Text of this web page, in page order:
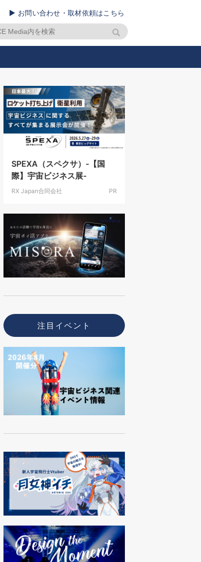
▶ お問い合わせ・取材依頼はこちら
SPEXA（スペクサ）-【国
際】宇宙ビジネス展-
RX Japan合同会社 PR
注目イベント